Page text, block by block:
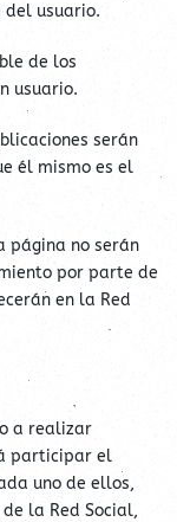
usuario.
de los
usuario.
serán
él mismo es el
página no serán
por parte de
en la Red
a realizar
participar el
uno de ellos,
la Red Social,